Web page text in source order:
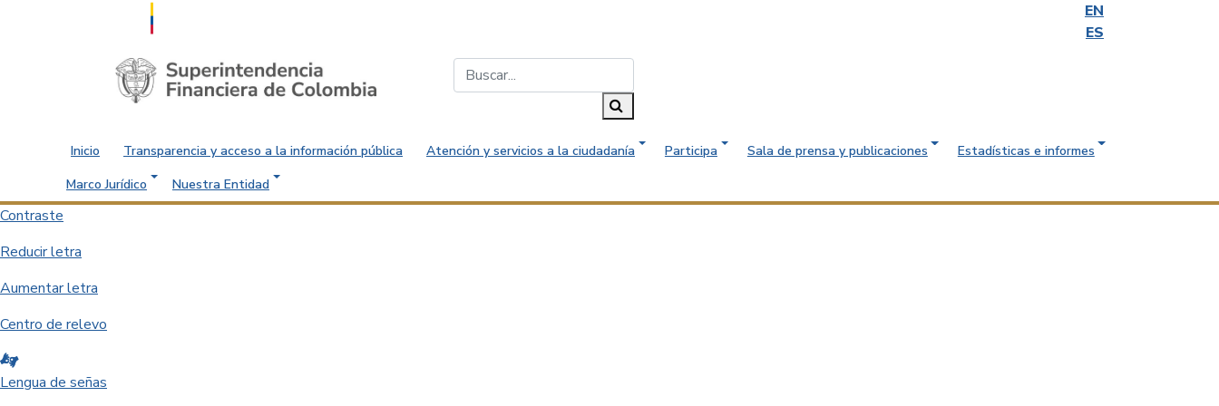
EN
ES
Saltar al contenido principal
Inicio Transparencia y acceso a la información pública Atención y servicios a la ciudadanía Participa Sala de prensa y publicaciones
Estadísticas e informes
Marco Jurídico
Nuestra Entidad
Contraste
Reducir letra
Aumentar letra
Centro de relevo
Lengua de señas